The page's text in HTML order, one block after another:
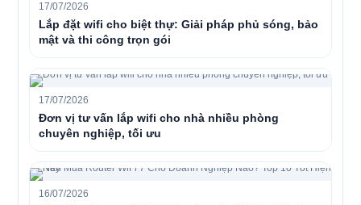
17/07/2026
Lắp đặt wifi cho biệt thự: Giải pháp phủ sóng, bảo
mật và thi công trọn gói
17/07/2026
Đơn vị tư vấn lắp wifi cho nhà nhiều phòng
chuyên nghiệp, tối ưu
16/07/2026